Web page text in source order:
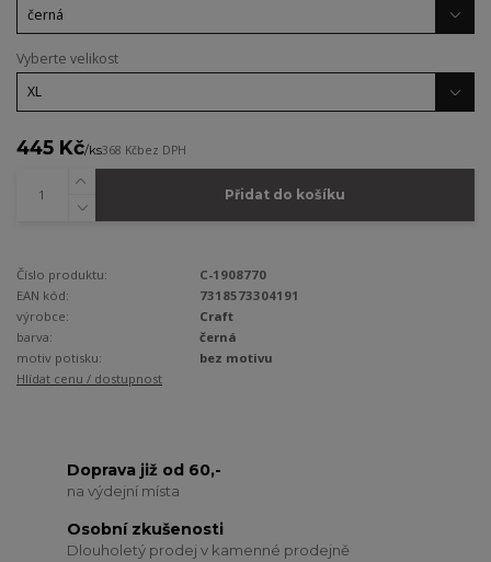
Vyberte velikost
445 Kč/ks368 Kčbez DPH
Přidat do košíku
Číslo produktu:
C-1908770
EAN kód:
7318573304191
výrobce:
Craft
barva:
černá
motiv potisku:
bez motivu
Hlídat cenu / dostupnost
Doprava již od 60,-
na výdejní místa
Osobní zkušenosti
Dlouholetý prodej v kamenné prodejně